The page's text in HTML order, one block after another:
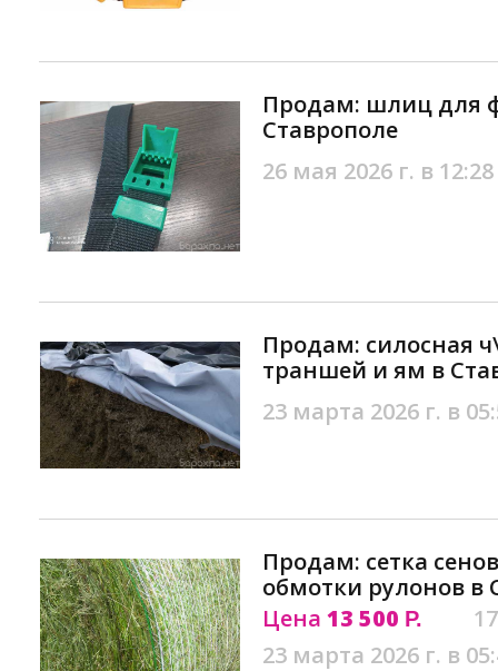
Продам: шлиц для
Ставрополе
26 мая 2026 г. в 12:28
Продам: силосная
траншей и ям в
23 марта 2026 г. в
Продам: сетка
обмотки рулонов в
Цена 13 500 Р.
23 марта 2026 г. в